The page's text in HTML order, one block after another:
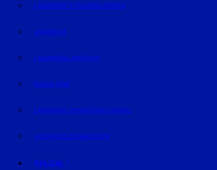
LANDKREIS STRAUBING-BOGEN
LANDSHUT
LANDKREIS LANDSHUT
DINGOLFING
LANDKREIS DINGOLFING-LANDAU
LANDKREIS DEGGENDORF
POLIZEI